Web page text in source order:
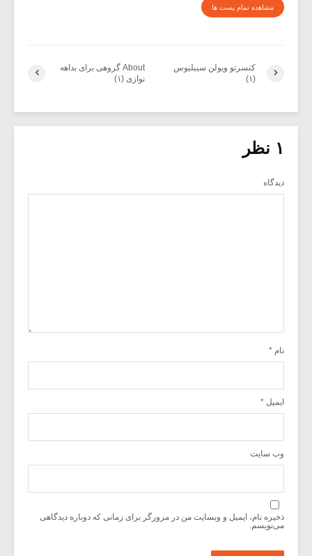
مشاهده تمام پست ها
About گروهی برای بداهه
نوازی (۱)
کنسرتو ویولن سیبلیوس
(۱)
۱ نظر
دیدگاه
نام *
ایمیل *
وب‌ سایت
ذخیره نام، ایمیل و وبسایت من در مرورگر برای زمانی که دوباره دیدگاهی
می‌نویسم.